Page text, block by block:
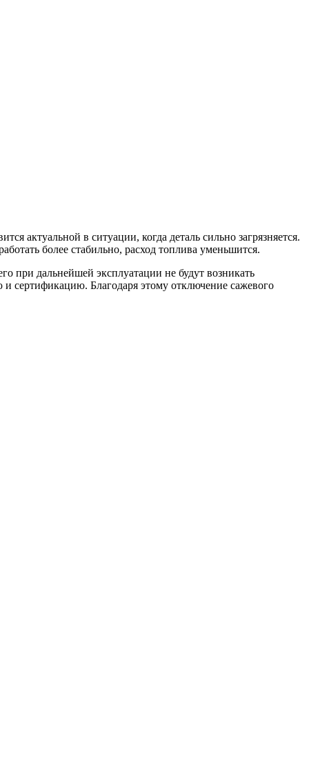
актуальной в ситуации, когда деталь сильно загрязняется.
более стабильно, расход топлива уменьшится.
при дальнейшей эксплуатации не будут возникать
сертификацию. Благодаря этому отключение сажевого